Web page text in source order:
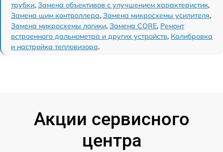
трубки, Замена объективов с улучшением характеристик,
Замена шим контроллера, Замена микросхемы усилителя,
Замена микросхемы логики, Замена CORE, Ремонт
встроенного дальнометра и других устройств, Калибровка
и настройка тепловизора.
Акции сервисного
центра